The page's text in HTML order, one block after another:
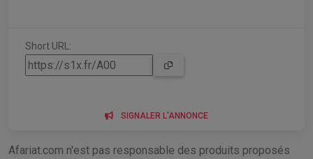
Short URL:
SIGNALER L'ANNONCE
Afariat.com n'est pas responsable des produits proposés